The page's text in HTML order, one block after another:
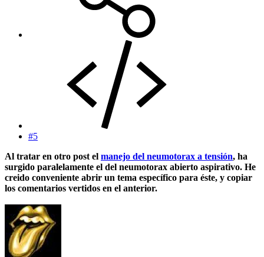
#5
Al tratar en otro post el manejo del neumotorax a tensión, ha
surgido paralelamente el del neumotorax abierto aspirativo. He
creido conveniente abrir un tema específico para éste, y copiar
los comentarios vertidos en el anterior.